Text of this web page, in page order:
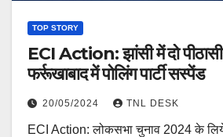
TOP STORY
ECI Action: झांसी में दो
फर्रूखाबाद में पोलिंग पार्टी सस्पेंड
20/05/2024 TNL DESK
ECI Action: लोकसभा चुनाव 2024 के